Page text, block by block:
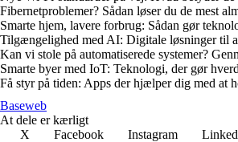
Fibernetproblemer? Sådan løser du de mest
Smarte hjem, lavere forbrug: Sådan gør
Tilgængelighed med AI: Digitale løsninger til
Kan vi stole på automatiserede systemer?
Smarte byer med IoT: Teknologi, der gør
Få styr på tiden: Apps der hjælper dig med at
Baseweb
At dele er kærligt
X
Facebook Instagram